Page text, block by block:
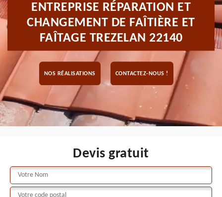
ENTREPRISE RÉPARATION ET
CHANGEMENT DE FAÎTIÈRE ET
FAÎTAGE TREZELAN 22140
NOS RÉALISATIONS CONTACTEZ-NOUS !
Devis gratuit